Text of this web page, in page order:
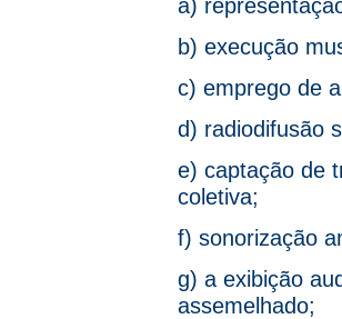
a)
b) execução
c) emprego de
d) radiodifusão
e) captação de
coletiva;
f) sonorização
g) a exibição
assemelhado;